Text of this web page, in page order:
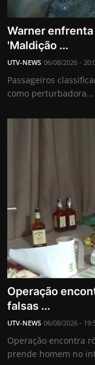
Warner
'Maldição ...
UTV-NEWS 06/08/2026 -
Passageiros
como perturbadora...
Operação
falsas ...
UTV-NEWS 06/08/2026 -
Operação encontra
prende homem no